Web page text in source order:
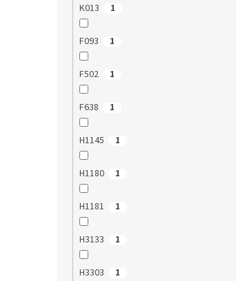
K013 1
F093 1
F502 1
F638 1
H1145 1
H1180 1
H1181 1
H3133 1
H3303 1